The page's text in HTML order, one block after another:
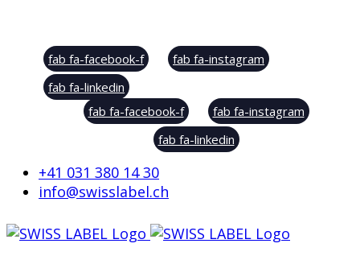
fab fa-facebook-f
fab fa-instagram
fab fa-linkedin
fab fa-facebook-f
fab fa-instagram
fab fa-linkedin
+41 031 380 14 30
info@swisslabel.ch